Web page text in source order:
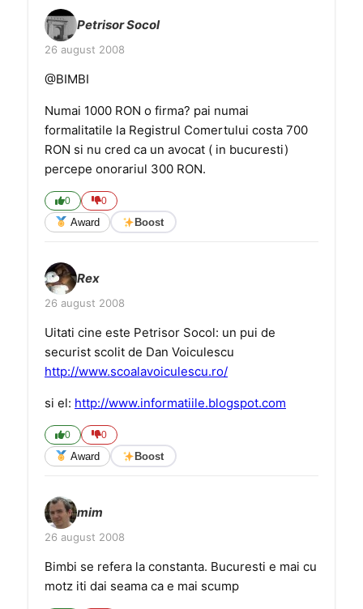
Petrisor Socol
26 august 2008
@BIMBI
Numai 1000 RON o firma? pai numai
formalitatile la Registrul Comertului costa 700
RON si nu cred ca un avocat ( in bucuresti)
percepe onorariul 300 RON.
0 0
Award Boost
Rex
26 august 2008
Uitati cine este Petrisor Socol: un pui de
securist scolit de Dan Voiculescu
http://www.scoalavoiculescu.ro/
si el: http://www.informatiile.blogspot.com
0 0
Award Boost
mim
26 august 2008
Bimbi se refera la constanta. Bucuresti e mai cu
motz iti dai seama ca e mai scump